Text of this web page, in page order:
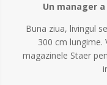
Un manager
Buna ziua, livingul
300 cm lungime.
magazinele Staer